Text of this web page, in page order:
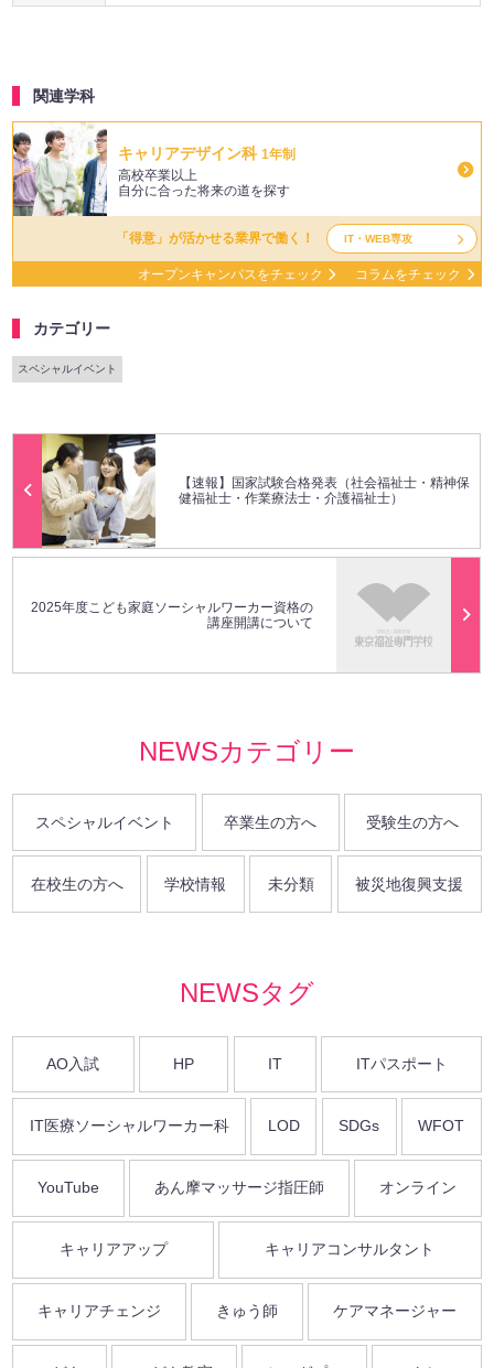
関連学科
キャリアデザイン科1年制
高校卒業以上
自分に合った将来の道を探す
「得意」が活かせる業界で働く！ IT・WEB専攻
オープンキャンパスをチェック コラムをチェック
カテゴリー
スペシャルイベント
【速報】国家試験合格発表（社会福祉士・精神保
健福祉士・作業療法士・介護福祉士）
2025年度こども家庭ソーシャルワーカー資格の
講座開講について
NEWSカテゴリー
スペシャルイベント 卒業生の方へ 受験生の方へ
在校生の方へ 学校情報 未分類 被災地復興支援
NEWSタグ
AO入試 HP IT ITパスポート
IT医療ソーシャルワーカー科 LOD SDGs WFOT
YouTube あん摩マッサージ指圧師 オンライン
キャリアアップ キャリアコンサルタント
キャリアチェンジ きゅう師 ケアマネージャー